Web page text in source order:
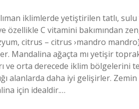
iklimlerde yetiştirilen tatlı,
C vitamini bakımından
citrus – citrus ›mandro
ağaçta mı yetişir
ve orta derecede iklim bölgelerini
alanlarda daha iyi gelişirler. Zemin
için idealdir.…